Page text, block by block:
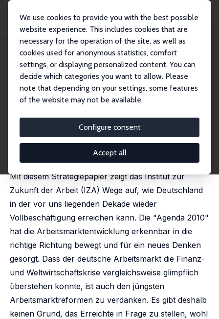
We use cookies to provide you with the best possible
website experience. This includes cookies that are
necessary for the operation of the site, as well as
cookies used for anonymous statistics, comfort
settings, or displaying personalized content. You can
decide which categories you want to allow. Please
note that depending on your settings, some features
of the website may not be available.
Configure consent
Accept all
Publications
IZA Standpunkte
Agenda 2020: Strategien für eine Politik der Vollbeschäftigung
IZA Standpunkt Nr. 24
March 2010
Agenda 2020: Strategien für
eine Politik der
Vollbeschäftigung
Klaus F. Zimmermann
Mit diesem Strategiepapier zeigt das Institut zur
Zukunft der Arbeit (IZA) Wege auf, wie Deutschland
in der vor uns liegenden Dekade wieder
Vollbeschäftigung erreichen kann. Die "Agenda 2010"
hat die Arbeitsmarktentwicklung erkennbar in die
richtige Richtung bewegt und für ein neues Denken
gesorgt. Dass der deutsche Arbeitsmarkt die Finanz-
und Weltwirtschaftskrise vergleichsweise glimpflich
überstehen konnte, ist auch den jüngsten
Arbeitsmarktreformen zu verdanken. Es gibt deshalb
keinen Grund, das Erreichte in Frage zu stellen, wohl